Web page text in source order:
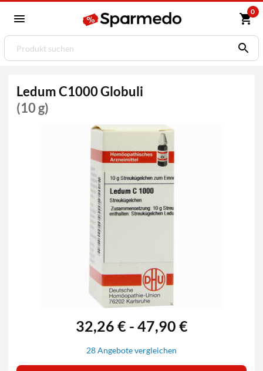
0
Ledum C1000 Globuli
(10 g)
32,26 € - 47,90 €
28 Angebote vergleichen